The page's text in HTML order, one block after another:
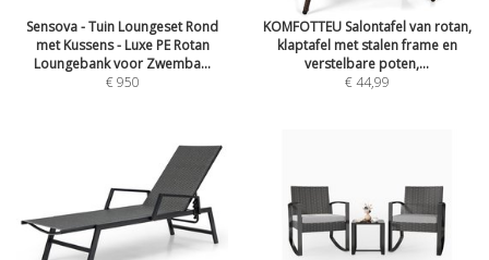
Sensova - Tuin Loungeset Rond
met Kussens - Luxe PE Rotan
Loungebank voor Zwemba...
€ 950
KOMFOTTEU Salontafel van rotan,
klaptafel met stalen frame en
verstelbare poten,...
€ 44,99